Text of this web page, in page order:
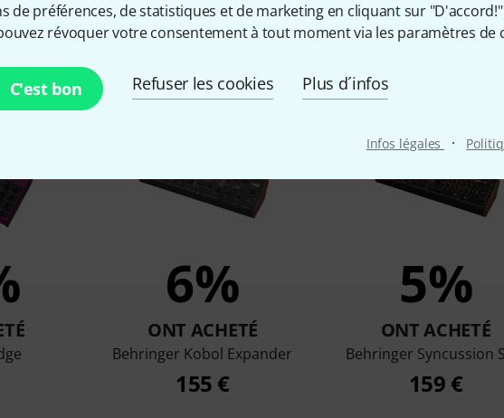
de préférences, de statistiques et de marketing en cliquant sur
révoquer votre consentement à tout moment via les paramètres de
C'est bon Refuser les cookies Plus d´infos
Infos légales ·
ont regardé ce produit ont
6%
ONT ACHETÉ
Behringer Kobol Expander
155 €
5%
ONT ACHETÉ
Behringer Syncussion
159 €